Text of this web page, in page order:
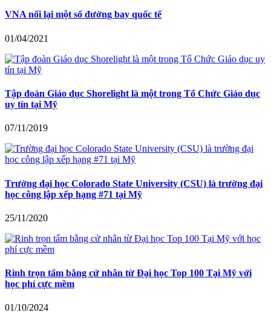
VNA nối lại một số đường bay quốc tế
01/04/2021
Tập đoàn Giáo dục Shorelight là một trong Tổ Chức Giáo dục
uy tín tại Mỹ
07/11/2019
Trường đại học Colorado State University (CSU) là trường đại
học công lập xếp hạng #71 tại Mỹ
25/11/2020
Rinh trọn tấm bằng cử nhân từ Đại học Top 100 Tại Mỹ với
học phí cực mềm
01/10/2024